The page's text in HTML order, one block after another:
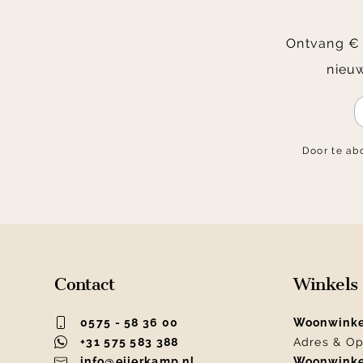
Ontvang
Door te
Contact
0575 - 58 36 00
+31 575 583 388
Winkels
Adres &